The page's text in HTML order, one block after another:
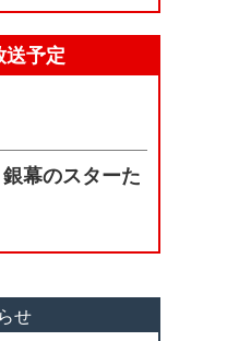
送予定
幕のスターた
せ